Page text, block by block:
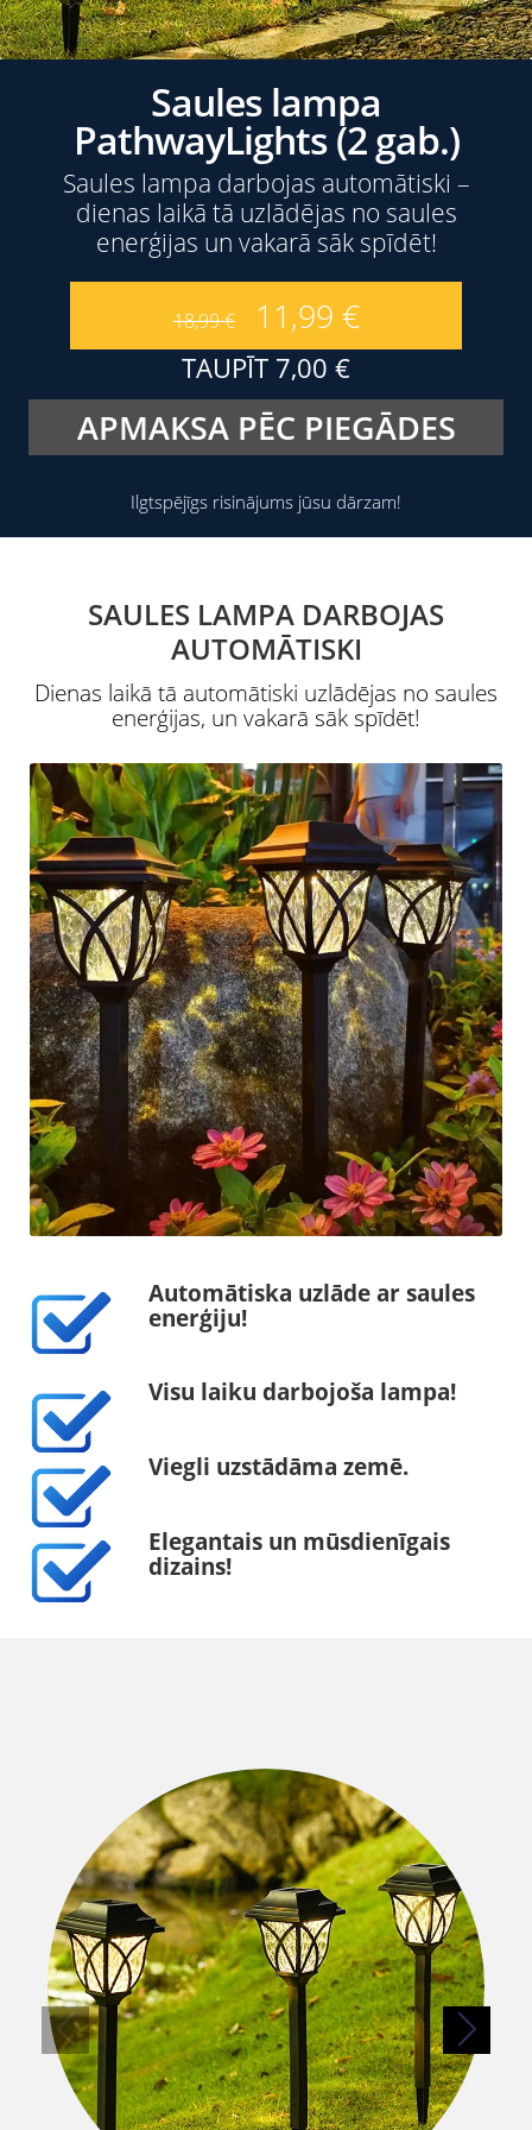
Saules lampa
PathwayLights (2 gab.)
Saules lampa darbojas automātiski –
dienas laikā tā uzlādējas no saules
enerģijas un vakarā sāk spīdēt!
18,99€ 11,99 €
TAUPĪT 7,00 €
APMAKSA PĒC PIEGĀDES
Ilgtspējīgs risinājums jūsu dārzam!
SAULES LAMPA DARBOJAS
AUTOMĀTISKI
Dienas laikā tā automātiski uzlādējas no saules
enerģijas, un vakarā sāk spīdēt!
Automātiska uzlāde ar saules
enerģiju!
Visu laiku darbojoša lampa!
Viegli uzstādāma zemē.
Elegantais un mūsdienīgais
dizains!